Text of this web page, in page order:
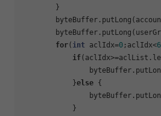
        }
for( int aclIdx=0 ;aclIdx<6
if
            }
else {
            }